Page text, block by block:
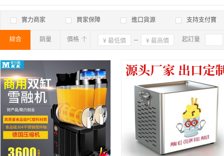
實力商家 買家保障 進口貨源 支持支付寶
綜合 銷量 價格 確定 起訂量